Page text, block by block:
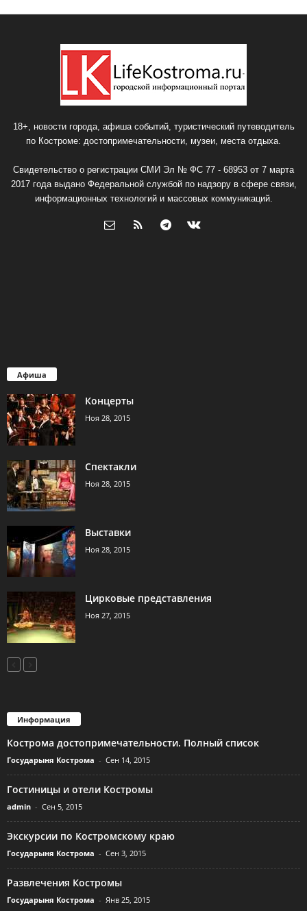
18+, новости города, афиша событий, туристический путеводитель
по Костроме: достопримечательности, музеи, места отдыха.
Свидетельство о регистрации СМИ Эл № ФС 77 - 68953 от 7 марта
2017 года выдано Федеральной службой по надзору в сфере связи,
информационных технологий и массовых коммуникаций.
Афиша
Концерты
Ноя 28, 2015
Спектакли
Ноя 28, 2015
Выставки
Ноя 28, 2015
Цирковые представления
Ноя 27, 2015
Информация
Кострома достопримечательности. Полный список
Государыня Кострома - Сен 14, 2015
Гостиницы и отели Костромы
admin - Сен 5, 2015
Экскурсии по Костромскому краю
Государыня Кострома - Сен 3, 2015
Развлечения Костромы
Государыня Кострома - Янв 25, 2015